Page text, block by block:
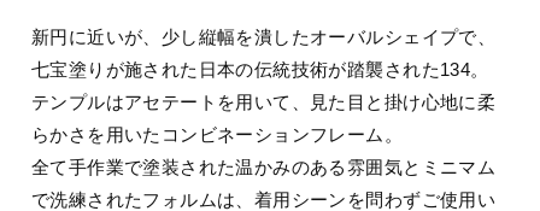
新円に近いが、少し縦幅を潰したオーバルシェイプで、
七宝塗りが施された日本の伝統技術が踏襲された134。
テンプルはアセテートを用いて、見た目と掛け心地に柔
らかさを用いたコンビネーションフレーム。
全て手作業で塗装された温かみのある雰囲気とミニマム
で洗練されたフォルムは、着用シーンを問わずご使用い